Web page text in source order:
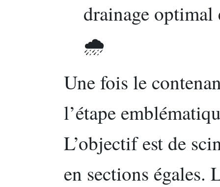
drainage optimal
🌧️
Une fois le
l’étape
L’objectif est de
en sections égales.